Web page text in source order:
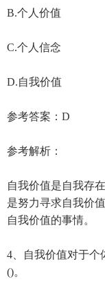
B.个人价值
C.个人信念
D.自我价值
参考答案：D
参考解析：
自我价值是自我存
是努力寻求自我价
自我价值的事情。
4、自我价值对于个
()。